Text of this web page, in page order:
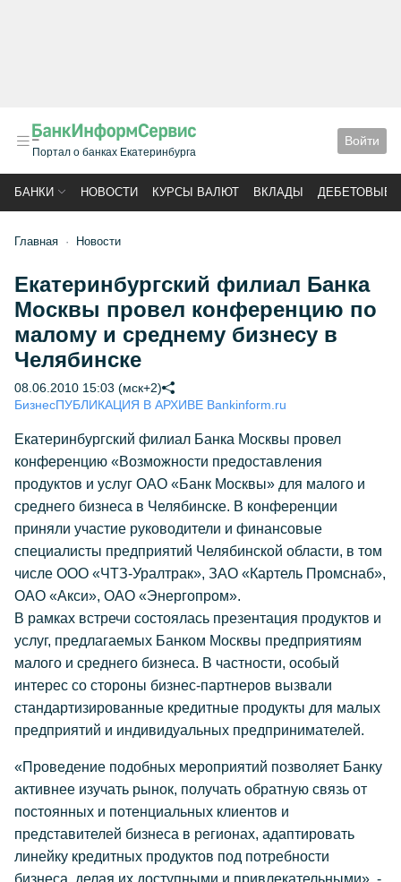
Портал о банках Екатеринбурга
Войти
БАНКИ НОВОСТИ КУРСЫ ВАЛЮТ ВКЛАДЫ ДЕБЕТОВЫЕ
Главная Новости
Екатеринбургский филиал Банка
Москвы провел конференцию по
малому и среднему бизнесу в
Челябинске
08.06.2010 15:03 (мск+2)
БизнесПУБЛИКАЦИЯ В АРХИВЕ Bankinform.ru
Екатеринбургский филиал Банка Москвы провел
конференцию «Возможности предоставления
продуктов и услуг ОАО «Банк Москвы» для малого и
среднего бизнеса в Челябинске. В конференции
приняли участие руководители и финансовые
специалисты предприятий Челябинской области, в том
числе ООО «ЧТЗ-Уралтрак», ЗАО «Картель Промснаб»,
ОАО «Акси», ОАО «Энергопром».
В рамках встречи состоялась презентация продуктов и
услуг, предлагаемых Банком Москвы предприятиям
малого и среднего бизнеса. В частности, особый
интерес со стороны бизнес-партнеров вызвали
стандартизированные кредитные продукты для малых
предприятий и индивидуальных предпринимателей.
«Проведение подобных мероприятий позволяет Банку
активнее изучать рынок, получать обратную связь от
постоянных и потенциальных клиентов и
представителей бизнеса в регионах, адаптировать
линейку кредитных продуктов под потребности
бизнеса, делая их доступными и привлекательными», -